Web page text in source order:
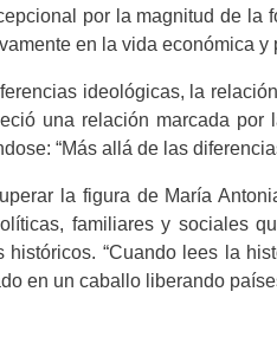
por la magnitud de la
en la vida económica y
ideológicas, la
una relación marcada
“Más allá de las
la figura de María
familiares y sociales
históricos. “Cuando lees la
en un caballo liberando